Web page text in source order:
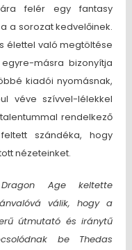
felér egy fantasy
a sorozat kedvelőinek.
élettel való megtöltése
másra bizonyítja
kiadói nyomásnak,
véve szívvel-lélekkel
rendelkező
szándéka, hogy
nézeteinket.
Age keltette
válik, hogy a
útmutató és iránytű
be Thedas